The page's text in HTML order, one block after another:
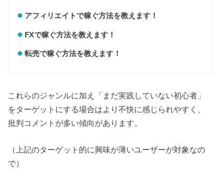
アフィリエイトで稼ぐ方法を教えます！
FXで稼ぐ方法を教えます！
転売で稼ぐ方法を教えます！
これらのジャンルに加え「まだ実践していない初心者」
をターゲットにする場合はより不快に感じられやすく、
批判コメントが多い傾向があります。
（上記のターゲット的に興味が薄いユーザーが対象なの
で）